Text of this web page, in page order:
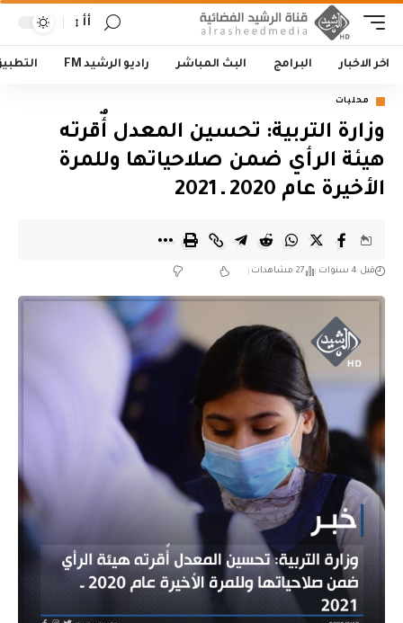
أأ
اخر الاخبار البرامج البث المباشر راديو الرشيد FM
محليات
وزارة التربية: تحسين المعدل أٌقرته
هيئة الرأي ضمن صلاحياتها وللمرة
الأخيرة عام 2020 ـ 2021
قبل 4 سنوات 27 مشاهدات